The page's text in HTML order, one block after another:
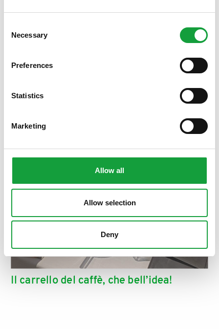
Selection
Necessary
Preferences
Statistics
Marketing
Allow all
Allow selection
Deny
Il carrello del caffè, che bell’idea!
ISCRIVITI ALLA NEWSLETTER
Resta aggiornato su tutte le ultime novita nel campo